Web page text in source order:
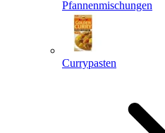
Pfannenmischungen
Currypasten